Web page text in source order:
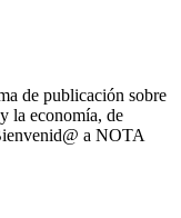
de publicación sobre
la economía, de
a NOTA